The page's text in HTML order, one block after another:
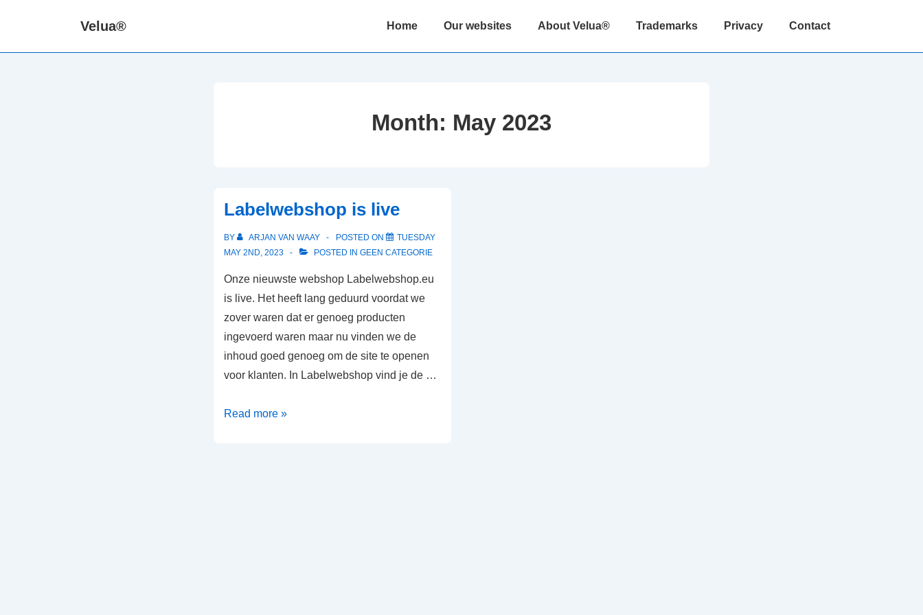
Velua®
Main
Home Our websites About Velua® Trademarks Privacy Contact
Month: May 2023
Labelwebshop is live
BY ARJAN VAN WAAY POSTED ON
TUESDAY
MAY 2ND, 2023
POSTED IN GEEN CATEGORIE
Onze nieuwste webshop Labelwebshop.eu
is live. Het heeft lang geduurd voordat we
zover waren dat er genoeg producten
ingevoerd waren maar nu vinden we de
inhoud goed genoeg om de site te openen
voor klanten. In Labelwebshop vind je de …
Labelwebshop
Read more »